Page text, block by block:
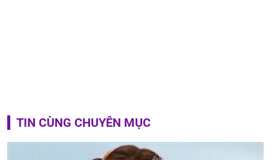
TIN CÙNG CHUYÊN MỤC